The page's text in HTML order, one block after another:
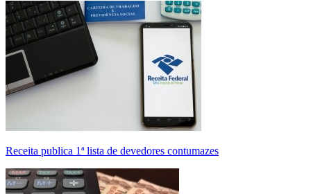
Receita publica 1ª lista de devedores contumazes